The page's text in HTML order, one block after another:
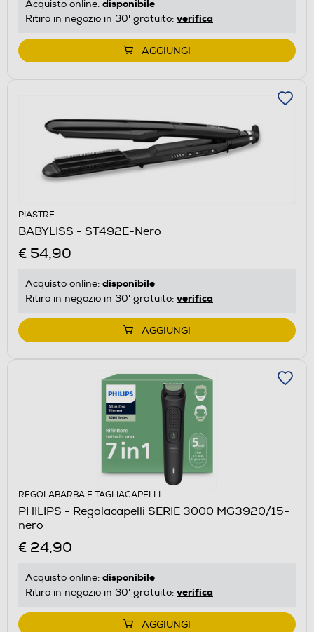
Acquisto online: disponibile
Ritiro in negozio in 30' gratuito: verifica
AGGIUNGI
PIASTRE
BABYLISS - ST492E-Nero
€ 54,90
Acquisto online: disponibile
Ritiro in negozio in 30' gratuito: verifica
AGGIUNGI
REGOLABARBA E TAGLIACAPELLI
PHILIPS - Regolacapelli SERIE 3000 MG3920/15-
nero
€ 24,90
Acquisto online: disponibile
Ritiro in negozio in 30' gratuito: verifica
AGGIUNGI